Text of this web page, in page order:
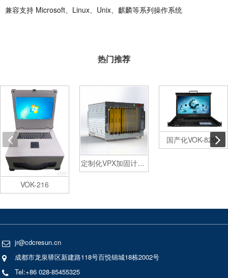
兼容支持 Microsoft Linux Unix、麒麟等系列操作系统
热门推荐
VOK-216
定制化VPX加固计算机
国产化VOK-8208
jr@cdcresun.cn
成都市龙泉驿区新建路118号百悦锦城18栋2002号
Tel:+86 028-85455325